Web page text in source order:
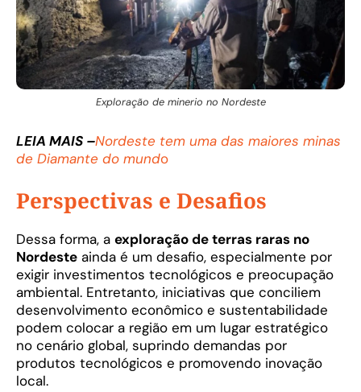
Exploração de minerio no Nordeste
LEIA MAIS –Nordeste tem uma das maiores minas
de Diamante do mundo
Perspectivas e Desafios
Dessa forma, a exploração de terras raras no
Nordeste ainda é um desafio, especialmente por
exigir investimentos tecnológicos e preocupação
ambiental. Entretanto, iniciativas que conciliem
desenvolvimento econômico e sustentabilidade
podem colocar a região em um lugar estratégico
no cenário global, suprindo demandas por
produtos tecnológicos e promovendo inovação
local.